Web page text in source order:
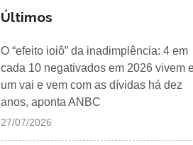
Últimos
O “efeito ioiô” da inadimplência: 4 em
cada 10 negativados em 2026 vivem
um vai e vem com as dívidas há dez
anos, aponta ANBC
27/07/2026